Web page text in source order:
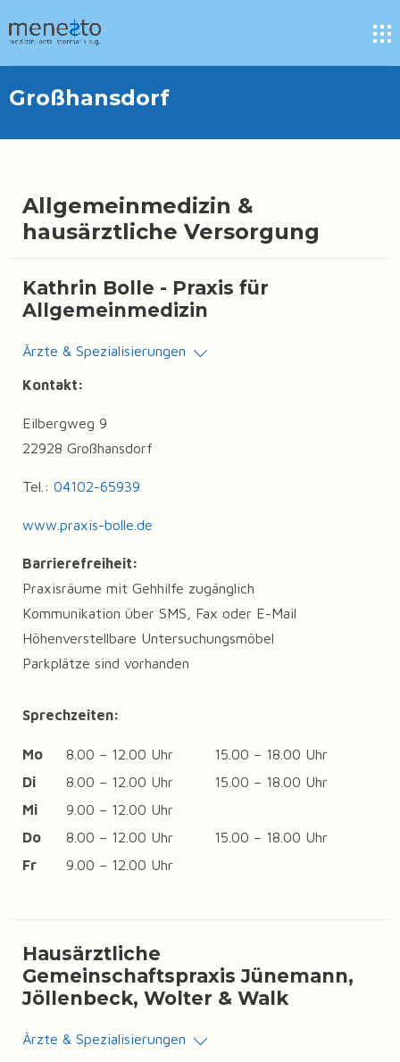
Großhansdorf
Allgemeinmedizin &
hausärztliche Versorgung
Kathrin Bolle - Praxis für
Allgemeinmedizin
Ärzte & Spezialisierungen
Kontakt:
Eilbergweg 9
22928 Großhansdorf
Tel.: 04102-65939
www.praxis-bolle.de
Barrierefreiheit:
Praxisräume mit Gehhilfe zugänglich
Kommunikation über SMS, Fax oder E-Mail
Höhenverstellbare Untersuchungsmöbel
Parkplätze sind vorhanden
Sprechzeiten:
Mo 8.00 – 12.00 Uhr
15.00 – 18.00 Uhr
Di
8.00 – 12.00 Uhr
15.00 – 18.00 Uhr
Mi
9.00 – 12.00 Uhr
Do
8.00 – 12.00 Uhr
15.00 – 18.00 Uhr
Fr
9.00 – 12.00 Uhr
Hausärztliche
Gemeinschaftspraxis Jünemann,
Jöllenbeck, Wolter & Walk
Ärzte & Spezialisierungen